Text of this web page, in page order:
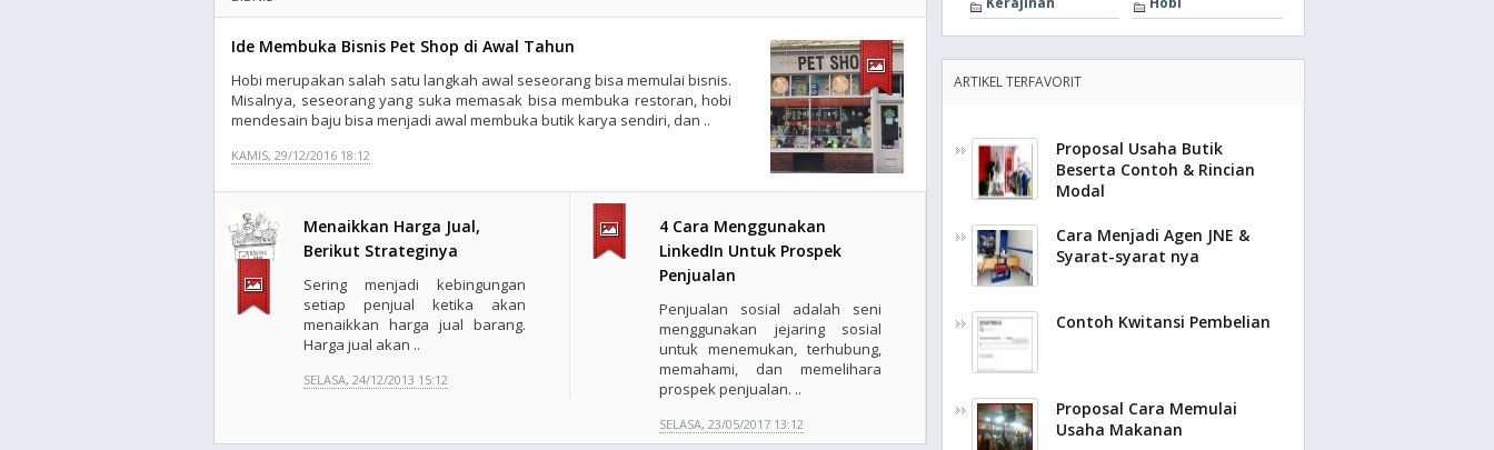
Ide Membuka Bisnis Pet Shop di Awal Tahun
Hobi merupakan salah satu langkah awal seseorang bisa memulai bisnis.
Misalnya, seseorang yang suka memasak bisa membuka restoran, hobi
mendesain baju bisa menjadi awal membuka butik karya sendiri, dan ..
KAMIS, 29/12/2016 18:12
Menaikkan Harga Jual,
Berikut Strateginya
Sering menjadi kebingungan
setiap penjual ketika akan
menaikkan harga jual barang.
Harga jual akan ..
SELASA, 24/12/2013 15:12
4 Cara Menggunakan
LinkedIn Untuk Prospek
Penjualan
Penjualan sosial adalah seni
menggunakan jejaring sosial
untuk menemukan, terhubung,
memahami, dan memelihara
prospek penjualan. ..
SELASA, 23/05/2017 13:12
ARTIKEL TERFAVORIT
Proposal Usaha Butik
Beserta Contoh & Rincian
Modal
Cara Menjadi Agen JNE &
Syarat-syarat nya
Contoh Kwitansi Pembelian
Proposal Cara Memulai
Usaha Makanan